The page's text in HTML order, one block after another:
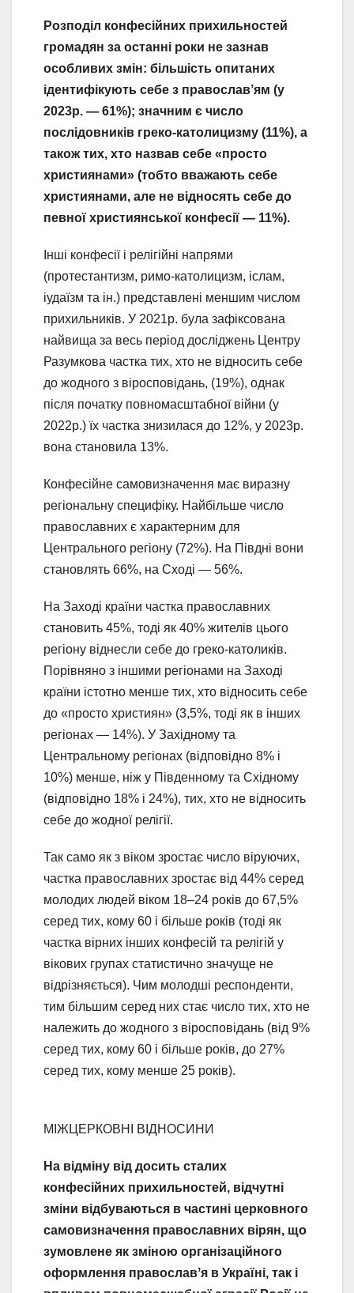
Розподіл конфесійних прихильностей
громадян за останні роки не зазнав
особливих змін: більшість опитаних
ідентифікують себе з православ’ям (у
2023р. — 61%); значним є число
послідовників греко-католицизму (11%), а
також тих, хто назвав себе «просто
християнами» (тобто вважають себе
християнами, але не відносять себе до
певної християнської конфесії — 11%).
Інші конфесії і релігійні напрями
(протестантизм, римо-католицизм, іслам,
іудаїзм та ін.) представлені меншим числом
прихильників. У 2021р. була зафіксована
найвища за весь період досліджень Центру
Разумкова частка тих, хто не відносить себе
до жодного з віросповідань, (19%), однак
після початку повномасштабної війни (у
2022р.) їх частка знизилася до 12%, у 2023р.
вона становила 13%.
Конфесійне самовизначення має виразну
регіональну специфіку. Найбільше число
православних є характерним для
Центрального регіону (72%). На Півдні вони
становлять 66%, на Сході — 56%.
На Заході країни частка православних
становить 45%, тоді як 40% жителів цього
регіону віднесли себе до греко-католиків.
Порівняно з іншими регіонами на Заході
країни істотно менше тих, хто відносить себе
до «просто християн» (3,5%, тоді як в інших
регіонах — 14%). У Західному та
Центральному регіонах (відповідно 8% і
10%) менше, ніж у Південному та Східному
(відповідно 18% і 24%), тих, хто не відносить
себе до жодної релігії.
Так само як з віком зростає число віруючих,
частка православних зростає від 44% серед
молодих людей віком 18–24 років до 67,5%
серед тих, кому 60 і більше років (тоді як
частка вірних інших конфесій та релігій у
вікових групах статистично значуще не
відрізняється). Чим молодші респонденти,
тим більшим серед них стає число тих, хто не
належить до жодного з віросповідань (від 9%
серед тих, кому 60 і більше років, до 27%
серед тих, кому менше 25 років).
МІЖЦЕРКОВНІ ВІДНОСИНИ
На відміну від досить сталих
конфесійних прихильностей, відчутні
зміни відбуваються в частині церковного
самовизначення православних вірян, що
зумовлене як зміною організаційного
оформлення православʼя в Україні, так і